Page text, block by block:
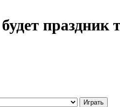
праздник